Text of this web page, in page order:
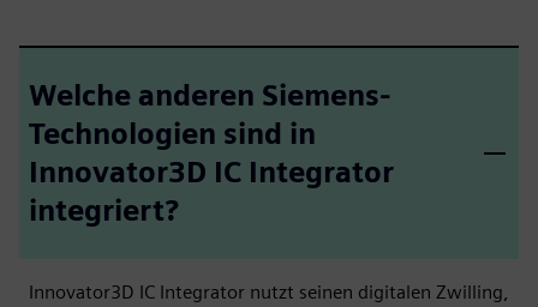
Welche anderen Siemens-
Technologien sind in
Innovator3D IC Integrator
integriert?
Innovator3D IC Integrator nutzt seinen digitalen Zwilling,